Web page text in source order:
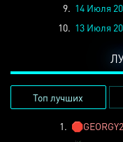
9. 14 Июля
10. 13 Июля
Топ лучших
1. 🛑